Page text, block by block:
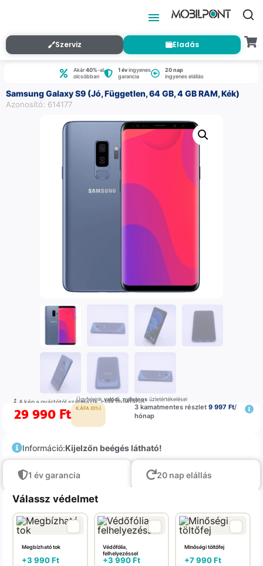
Szerviz Eladás
Akár40%-al
olcsóbban
1 évingyenes
garancia
20 nap
ingyenes elállás
Samsung Galaxy S9 (Jó, Független, 64 GB, 4 GB RAM, Kék)
Azonosító: 614177
A kép a gyártótól származik, csak illustráció
Ügyfeleinkvalódi,nyilvánosüzletértékelései
29 990 Ft K.ÁFA (0%) 3 kamatmentes részlet 9 997 Ft/
hónap
Információ:Kijelzőn beégés látható!
1 év garancia 20 nap elállás
Válassz védelmet
Megbízható tok
+3 990Ft
Védőfólia,
felhelyezéssel
+3 990Ft
Minőségi töltőfej
+7 990Ft